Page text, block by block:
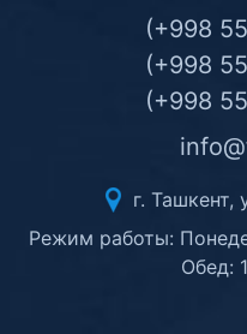
(+998
(+998
(+998
г. Ташкент,
Режим работы:
Обед: